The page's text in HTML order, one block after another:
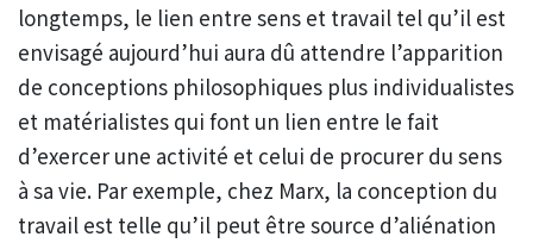
longtemps, le lien entre sens et travail tel qu’il est
envisagé aujourd’hui aura dû attendre l’apparition
de conceptions philosophiques plus individualistes
et matérialistes qui font un lien entre le fait
d’exercer une activité et celui de procurer du sens
à sa vie. Par exemple, chez Marx, la conception du
travail est telle qu’il peut être source d’aliénation